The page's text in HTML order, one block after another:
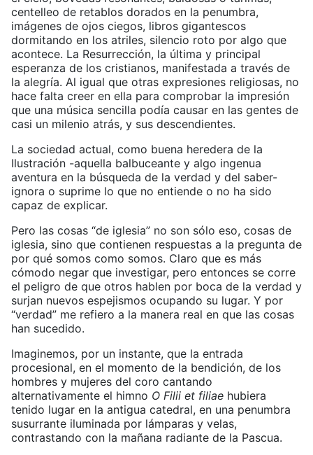
centelleo de retablos dorados en la penumbra,
imágenes de ojos ciegos, libros gigantescos
dormitando en los atriles, silencio roto por algo que
acontece. La Resurrección, la última y principal
esperanza de los cristianos, manifestada a través de
la alegría. Al igual que otras expresiones religiosas, no
hace falta creer en ella para comprobar la impresión
que una música sencilla podía causar en las gentes de
casi un milenio atrás, y sus descendientes.
La sociedad actual, como buena heredera de la
Ilustración -aquella balbuceante y algo ingenua
aventura en la búsqueda de la verdad y del saber-
ignora o suprime lo que no entiende o no ha sido
capaz de explicar.
Pero las cosas “de iglesia” no son sólo eso, cosas de
iglesia, sino que contienen respuestas a la pregunta de
por qué somos como somos. Claro que es más
cómodo negar que investigar, pero entonces se corre
el peligro de que otros hablen por boca de la verdad y
surjan nuevos espejismos ocupando su lugar. Y por
“verdad” me refiero a la manera real en que las cosas
han sucedido.
Imaginemos, por un instante, que la entrada
procesional, en el momento de la bendición, de los
hombres y mujeres del coro cantando
alternativamente el himno O Filii et filiae hubiera
tenido lugar en la antigua catedral, en una penumbra
susurrante iluminada por lámparas y velas,
contrastando con la mañana radiante de la Pascua.